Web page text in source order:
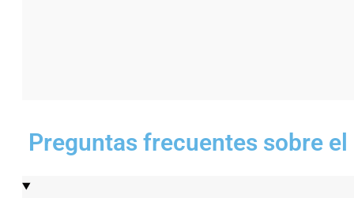
Preguntas frecuentes sobre